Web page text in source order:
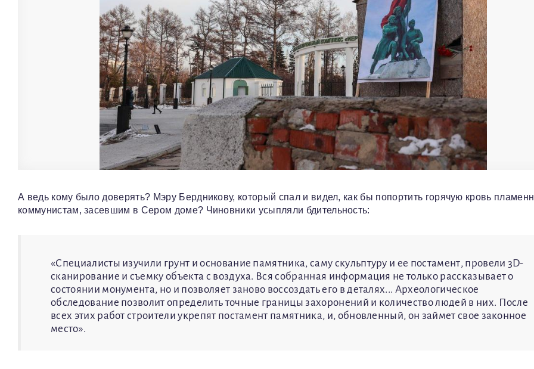
А ведь кому было доверять? Мэру Бердникову, который спал и видел, как бы попортить горячую кровь
коммунистам, засевшим в Сером доме? Чиновники усыпляли бдительность:
«Специалисты изучили грунт и основание памятника, саму скульптуру и ее постамент, провели 3D-
сканирование и съемку объекта с воздуха. Вся собранная информация не только рассказывает о
состоянии монумента, но и позволяет заново воссоздать его в деталях... Археологическое
обследование позволит определить точные границы захоронений и количество людей в них. После
всех этих работ строители укрепят постамент памятника, и, обновленный, он займет свое законное
место».